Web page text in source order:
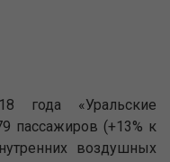
года «Уральские
пассажиров (+13% к
воздушных